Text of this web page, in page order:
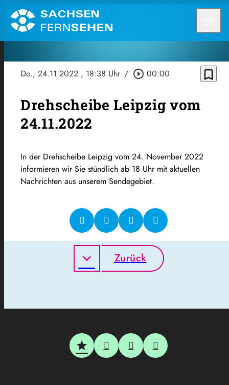
Do., 24.11.2022 , 18:38 Uhr / play_circle_outline 00:00 bookmark_border
Drehscheibe Leipzig vom
24.11.2022
In der Drehscheibe Leipzig vom 24. November 2022
informieren wir Sie stündlich ab 18 Uhr mit aktuellen
Nachrichten aus unserem Sendegebiet.
Zurück